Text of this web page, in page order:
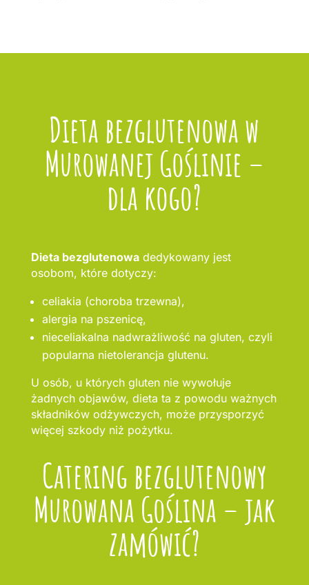
Dieta bezglutenowa w
Murowanej Goślinie –
dla kogo?
Dieta bezglutenowadedykowany jest
osobom, które dotyczy:
celiakia (choroba trzewna),
alergia na pszenicę,
nieceliakalna nadwrażliwość na gluten, czyli
popularna nietolerancja glutenu.
U osób, u których gluten nie wywołuje
żadnych objawów, dieta ta z powodu ważnych
składników odżywczych, może przysporzyć
więcej szkody niż pożytku.
Catering bezglutenowy
Murowana Goślina – jak
zamówić?